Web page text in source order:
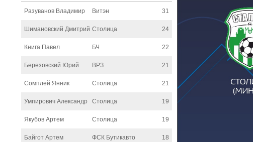
Разуванов Владимир Витэн 31
Шимановский Дмитрий Столица 24
Книга Павел БЧ 22
Березовский Юрий ВРЗ 21
Сомплей Янник Столица 21
Умпирович Александр Столица 19
Якубов Артем Столица 19
Байгот Артем ФСК Бутикавто 18